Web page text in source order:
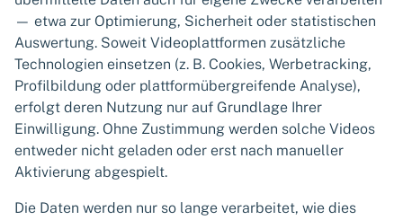
— etwa zur Optimierung, Sicherheit oder statistischen
Auswertung. Soweit Videoplattformen zusätzliche
Technologien einsetzen (z. B. Cookies, Werbetracking,
Profilbildung oder plattformübergreifende Analyse),
erfolgt deren Nutzung nur auf Grundlage Ihrer
Einwilligung. Ohne Zustimmung werden solche Videos
entweder nicht geladen oder erst nach manueller
Aktivierung abgespielt.
Die Daten werden nur so lange verarbeitet, wie dies